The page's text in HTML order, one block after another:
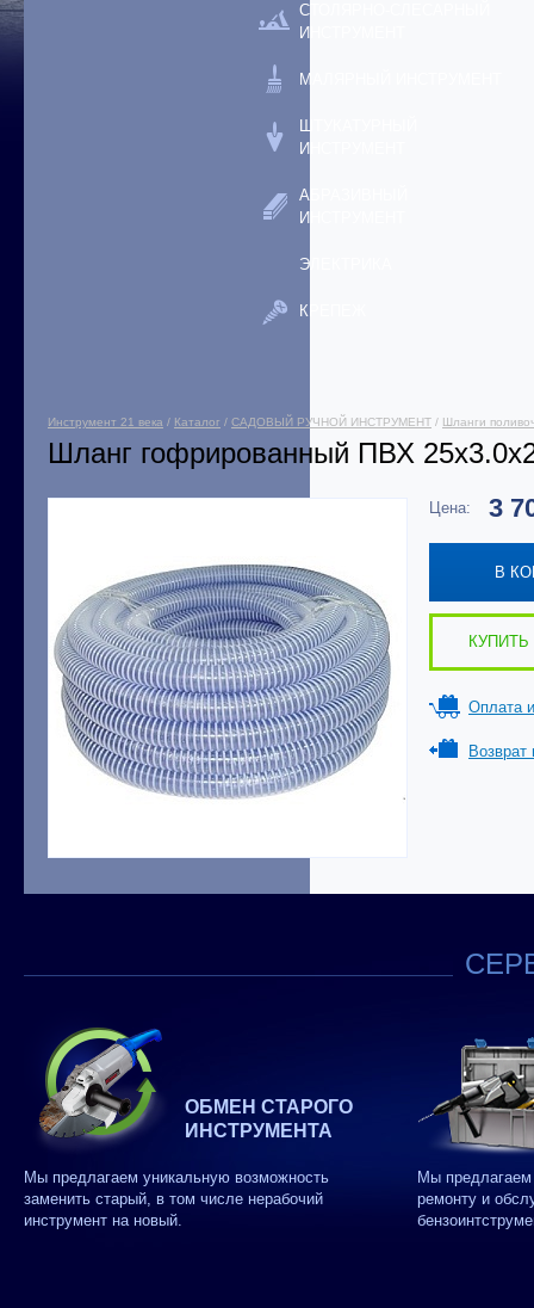
СТОЛЯРНО-СЛЕСАРНЫЙ
ИНСТРУМЕНТ
МАЛЯРНЫЙ ИНСТРУМЕНТ
ШТУКАТУРНЫЙ
ИНСТРУМЕНТ
АБРАЗИВНЫЙ
ИНСТРУМЕНТ
ЭЛЕКТРИКА
КРЕПЕЖ
Инструмент 21 века / Каталог / САДОВЫЙ РУЧНОЙ ИНСТРУМЕНТ / Шланги
Шланг гофрированный ПВХ
Цена: 3
В
КУПИТЬ
Оплата
Возврат
ОБМЕН СТАРОГО
ИНСТРУМЕНТА
Мы предлагаем уникальную возможность
заменить старый, в том числе нерабочий
инструмент на новый.
Мы
ремонту и